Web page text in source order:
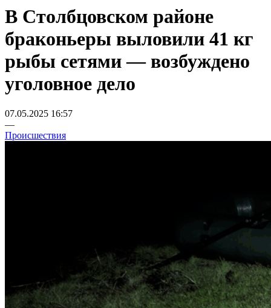
В Столбцовском районе
браконьеры выловили 41 кг
рыбы сетями — возбуждено
уголовное дело
07.05.2025 16:57
—
Происшествия